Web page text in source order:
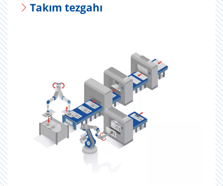
Takım tezgahı